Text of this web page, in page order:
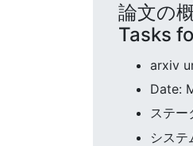
論文の
Tasks
arxiv
Date:
ステー
シス